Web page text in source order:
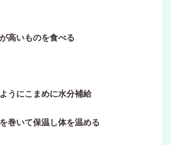
高いものを食べる
うにこまめに水分補給
巻いて保温し体を温める